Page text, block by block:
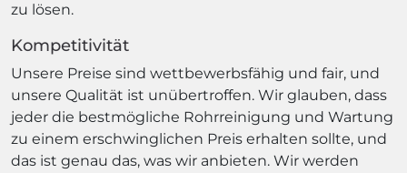
zu lösen.
Kompetitivität
Unsere Preise sind wettbewerbsfähig und fair, und
unsere Qualität ist unübertroffen. Wir glauben, dass
jeder die bestmögliche Rohrreinigung und Wartung
zu einem erschwinglichen Preis erhalten sollte, und
das ist genau das, was wir anbieten. Wir werden